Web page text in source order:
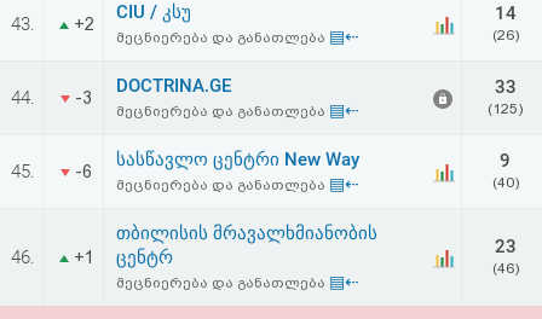
ავტორიზაცია
რეგისტრაცია
პაროლის
აღდგენა
HTML
კოდი
43. +2
CIU / კსუ
მეცნიერება და განათლება ▤⇠
14
(26)
44. -3
DOCTRINA.GE
მეცნიერება და განათლება ▤⇠
33
(125)
45. -6
სასწავლო ცენტრი New Way
მეცნიერება და განათლება ▤⇠
9
(40)
46. +1
თბილისის მრავალხმიანობის
ცენტრ
მეცნიერება და განათლება ▤⇠
23
(46)